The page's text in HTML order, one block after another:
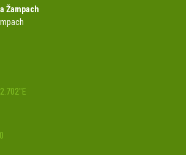
Žampach